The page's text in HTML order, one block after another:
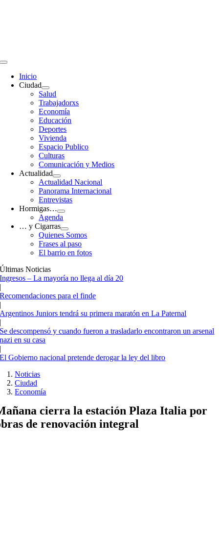
Toggle
Navigation
Inicio
Ciudad
Salud
Trabajadorxs
Economía
Educación
Deportes
Vivienda
Espacio Publico
Culturas
Comunicación y Medios
Actualidad
Actualidad Nacional
Panorama Internacional
Entrevistas
Hormigas…
Agenda
… y Cigarras
Quienes Somos
Frases al paso
El barrio en fotos
Últimas Noticias
Ingresos – La mayoría no llega al día 20
|
Recomendaciones para el finde
|
Argentinos Juniors tendrá su primera maratón en La Paternal
|
Se descompensó y cuando fueron a trasladarlo encontraron un arsenal
nazi en su casa
|
El Gobierno nacional pretende derogar la ley del libro
Noticias
Ciudad
Economía
cierra la estación Plaza Italia por
de renovación integral